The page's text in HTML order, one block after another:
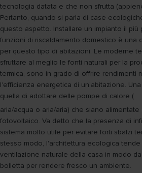
tecnologia datata e che non sfrutta
Pertanto, quando si parla di case
questo aspetto. Installare un impianto il
funzioni di riscaldamento domestico è una
per questo tipo di abitazioni. Le moderne
sfruttare al meglio le fonti naturali per la
termica, sono in grado di offrire rendimenti
l'efficienza energetica di un'abitazione.
quella di adottare delle pompe di calore (
aria/acqua o aria/aria) che siano
fotovoltaico. Va detto che la presenza di
sistema molto utile per evitare forti sbalzi
stesso modo, l'architettura ecologica
ventilazione naturale della casa in modo
bolletta per rendere fresco un ambiente.